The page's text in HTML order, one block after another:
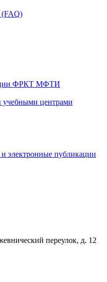
(FAQ)
ФРКТ МФТИ
учебными центрами
электронные публикации
переулок, д. 12